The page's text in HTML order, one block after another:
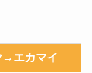
→エカマイ